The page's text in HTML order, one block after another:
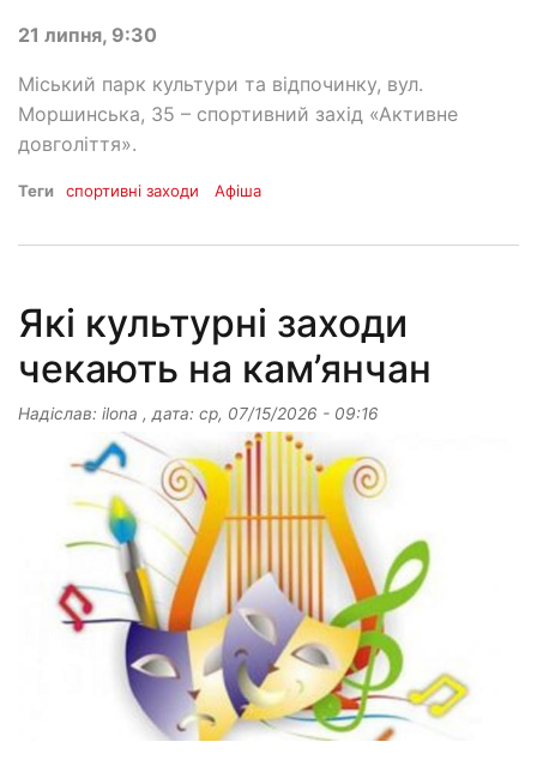
21 липня, 9:30
Міський парк культури та відпочинку, вул.
Моршинська, 35 – спортивний захід «Активне
довголіття».
Теги спортивні заходи Афіша
Які культурні заходи
чекають на кам’янчан
Надіслав: ilona , дата: ср, 07/15/2026 - 09:16